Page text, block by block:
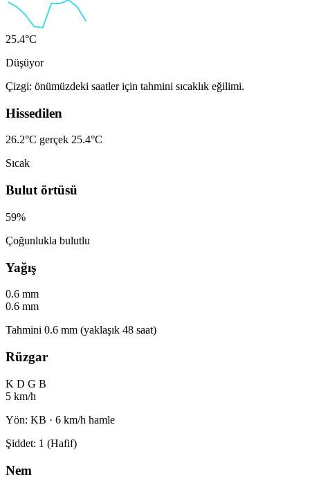
25.4°C
Düşüyor
Çizgi: önümüzdeki saatler için tahmini sıcaklık eğilimi.
Hissedilen
26.2°C gerçek 25.4°C
Sıcak
Bulut örtüsü
59%
Çoğunlukla bulutlu
Yağış
0.6 mm
0.6 mm
Tahmini 0.6 mm (yaklaşık 48 saat)
Rüzgar
K D G B
5 km/h
Yön: KB · 6 km/h hamle
Şiddet: 1 (Hafif)
Nem